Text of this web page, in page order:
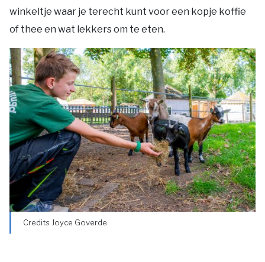
winkeltje waar je terecht kunt voor een kopje koffie
of thee en wat lekkers om te eten.
Credits Joyce Goverde